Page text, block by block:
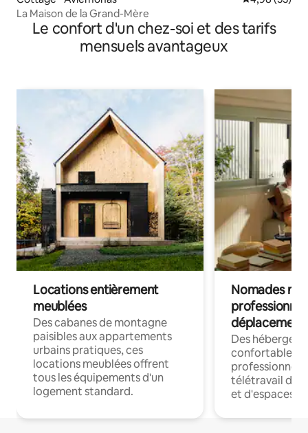
La Maison de la Grand-Mère
Le confort d'un chez-soi et des tarifs
mensuels avantageux
Locations entièrement
meublées
Des cabanes de montagne
paisibles aux appartements
urbains pratiques, ces
locations meublées offrent
tous les équipements d'un
logement standard.
Nomades
déplacement
Des
confortables
professionnels
télétravail
et d'espaces